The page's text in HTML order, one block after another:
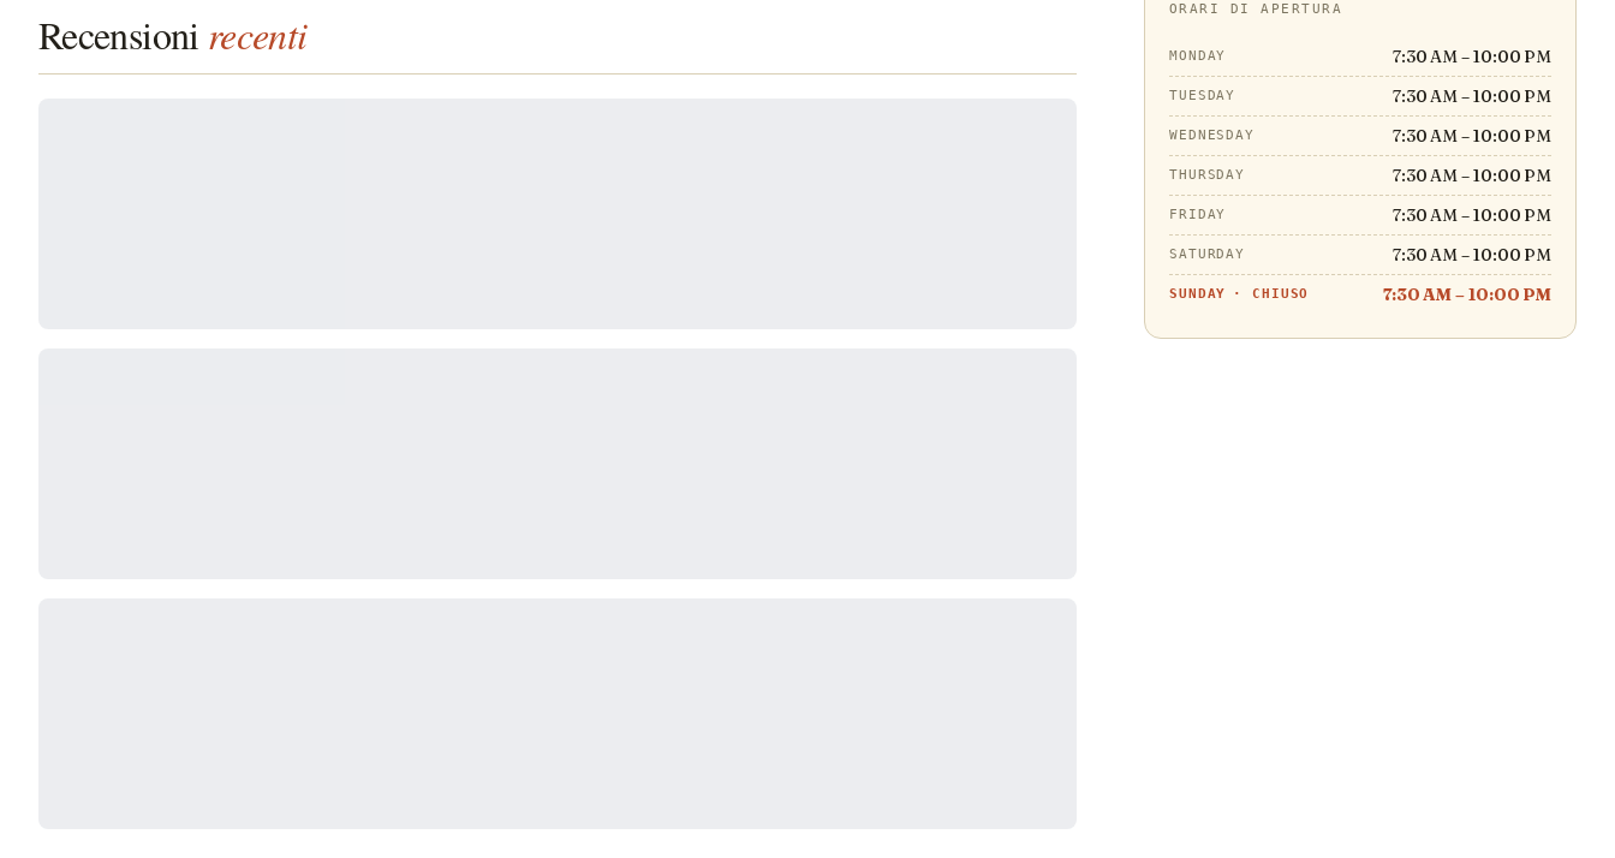
Recensioni recenti ORARI DI APERTURA
MONDAY 7:30 AM – 10:00 PM
TUESDAY 7:30 AM – 10:00 PM
WEDNESDAY 7:30 AM – 10:00 PM
THURSDAY 7:30 AM – 10:00 PM
FRIDAY 7:30 AM – 10:00 PM
SATURDAY 7:30 AM – 10:00 PM
SUNDAY ·CHIUSO 7:30 AM – 10:00 PM